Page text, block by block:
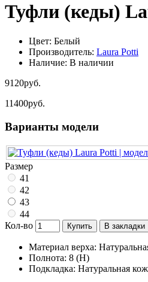
Туфли (кеды)
Цвет: Белый
Производитель: Laura Potti
Наличие: В наличии
9120руб.
11400руб.
Варианты модели
Размер
41
42
43
44
Кол-во
Купить В закладки
Материал верха:
Полнота: 8 (H)
Подкладка: Натуральная